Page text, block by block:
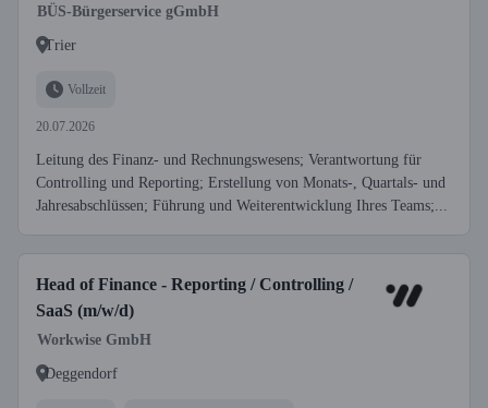
BÜS-Bürgerservice gGmbH
Trier
Vollzeit
20.07.2026
Leitung des Finanz- und Rechnungswesens; Verantwortung für
Controlling und Reporting; Erstellung von Monats-, Quartals- und
Jahresabschlüssen; Führung und Weiterentwicklung Ihres Teams;...
Head of Finance - Reporting / Controlling /
SaaS (m/w/d)
Workwise GmbH
Deggendorf